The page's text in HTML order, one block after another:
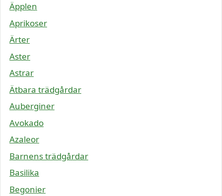
Äpplen
Aprikoser
Ärter
Aster
Astrar
Ätbara trädgårdar
Auberginer
Avokado
Azaleor
Barnens trädgårdar
Basilika
Begonier